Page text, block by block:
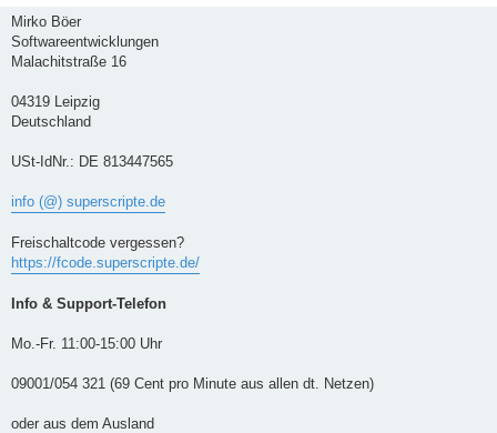
Mirko Böer
Softwareentwicklungen
Malachitstraße 16
04319 Leipzig
Deutschland
USt-IdNr.: DE 813447565
info (@) superscripte.de
Freischaltcode vergessen?
https://fcode.superscripte.de/
Info & Support-Telefon
Mo.-Fr. 11:00-15:00 Uhr
09001/054 321 (69 Cent pro Minute aus allen dt. Netzen)
oder aus dem Ausland